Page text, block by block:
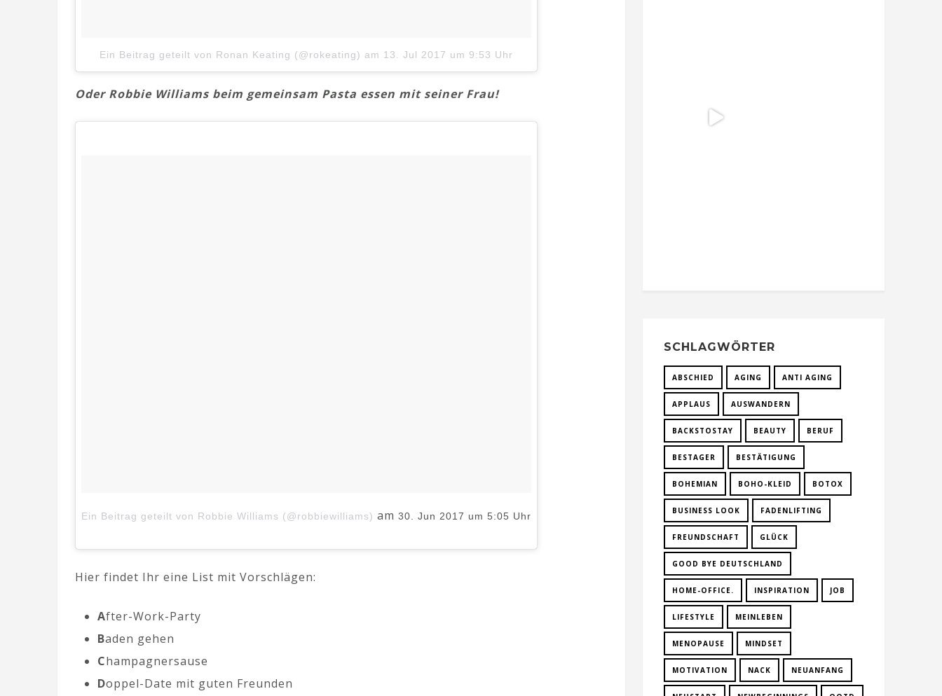
Ein Beitrag geteilt von Ronan Keating (@rokeating) am 13. Jul 2017 um 9:53 Uhr
Oder Robbie Williams beim gemeinsam Pasta essen mit seiner Frau!
Ein Beitrag geteilt von Robbie Williams (@robbiewilliams) am 30. Jun 2017 um 5:05 Uhr
Hier findet Ihr eine List mit Vorschlägen:
After-Work-Party
Baden gehen
Champagnersause
Doppel-Date mit guten Freunden
SCHLAGWÖRTER
ABSCHIED AGING ANTI AGING
APPLAUS AUSWANDERN
BACKSTOSTAY BEAUTY BERUF
BESTAGER BESTÄTIGUNG
BOHEMIAN BOHO-KLEID BOTOX
BUSINESS LOOK FADENLIFTING
FREUNDSCHAFT GLÜCK
GOOD BYE DEUTSCHLAND
HOME-OFFICE. INSPIRATION JOB
LIFESTYLE MEINLEBEN
MENOPAUSE MINDSET
MOTIVATION NACK NEUANFANG